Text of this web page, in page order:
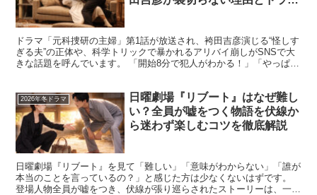
ドラマ「元科捜研の主婦」第1話が放送され、袴田吉彦演じる“怪しす
ぎる夫”の正体や、科学トリックで暴かれるアリバイ崩しがSNSで大
きな話題を呼んでいます。 「開始8分で犯人がわかる！」「やっぱり
2026年冬ドラマ
日曜劇場『リブート』はなぜ難し
い？全員が嘘をつく物語を伏線か
ら迷わず楽しむコツを徹底解説
日曜劇場『リブート』を見て「難しい」「意味がわからない」「誰が
本当のことを言っているの？」と感じた方は少なくないはずです。
登場人物全員が嘘をつき、伏線が張り巡らされたストーリーは、一度